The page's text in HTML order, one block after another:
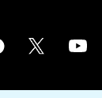
F
Y